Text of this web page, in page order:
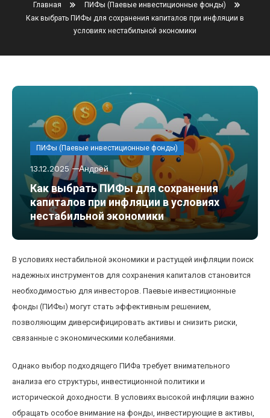
Главная
ПИФы (Паевые инвестиционные фонды)
Как выбрать ПИФы для сохранения капиталов при инфляции в
условиях нестабильной экономики
ПИФы (Паевые инвестиционные фонды)
13.12.2025 Андрей
Как выбрать ПИФы для сохранения
капиталов при инфляции в условиях
нестабильной экономики
В условиях нестабильной экономики и растущей инфляции поиск
надежных инструментов для сохранения капиталов становится
необходимостью для инвесторов. Паевые инвестиционные
фонды (ПИФы) могут стать эффективным решением,
позволяющим диверсифицировать активы и снизить риски,
связанные с экономическими колебаниями.
Однако выбор подходящего ПИФа требует внимательного
анализа его структуры, инвестиционной политики и
исторической доходности. В условиях высокой инфляции важно
обращать особое внимание на фонды, инвестирующие в активы,